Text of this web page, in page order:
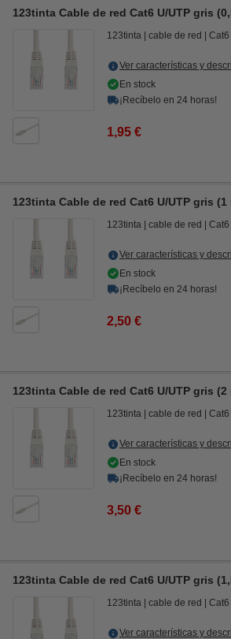
123tinta Cable de red Cat6 U/UTP gris
123tinta cable de red Cat6
Ver características y
En stock
¡Recíbelo en 24 horas!
1,95 €
123tinta Cable de red Cat6 U/UTP gris (1
123tinta cable de red Cat6
Ver características y
En stock
¡Recíbelo en 24 horas!
2,50 €
123tinta Cable de red Cat6 U/UTP gris (2
123tinta cable de red Cat6
Ver características y
En stock
¡Recíbelo en 24 horas!
3,50 €
123tinta Cable de red Cat6 U/UTP gris
123tinta cable de red Cat6
Ver características y